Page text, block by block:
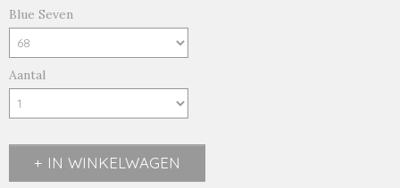
Blue Seven
Aantal
IN WINKELWAGEN